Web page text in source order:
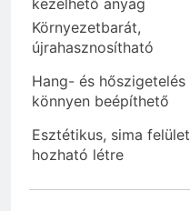
Környezetbarát,
újrahasznosítható
Hang- és hőszigetelés
könnyen beépíthető
Esztétikus, sima felület
hozható létre